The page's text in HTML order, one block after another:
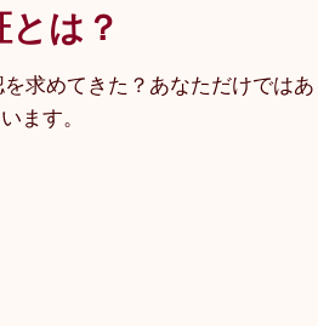
は？
求めてきた？あなただけで
ます。